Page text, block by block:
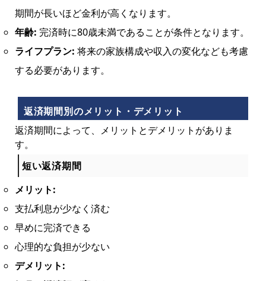
期間が長いほど金利が高くなります。
年齢: 完済時に80歳未満であることが条件となります。
ライフプラン: 将来の家族構成や収入の変化なども考慮
する必要があります。
返済期間別のメリット・デメリット
返済期間によって、メリットとデメリットがありま
す。
短い返済期間
メリット:
支払利息が少なく済む
早めに完済できる
心理的な負担が少ない
デメリット: